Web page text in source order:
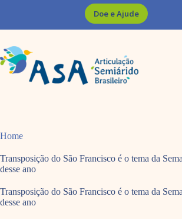
Doe e Ajude
Home
Transposição do São Francisco é o tema da
desse ano
Transposição do São Francisco é o tema da
desse ano